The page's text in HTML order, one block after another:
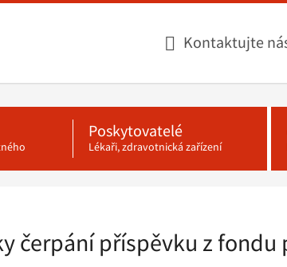
Kontaktujte
Poskytovatelé
Lékaři, zdravotnická zařízení
čerpání příspěvku z fondu